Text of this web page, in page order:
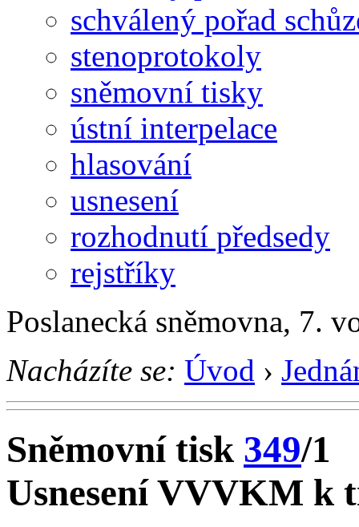
schválený pořad
stenoprotokoly
sněmovní tisky
ústní interpelace
hlasování
usnesení
rozhodnutí předsedy
rejstříky
Poslanecká sněmovna, 7.
Nacházíte se: Úvod ›
Sněmovní tisk 349/1
Usnesení VVVKM k